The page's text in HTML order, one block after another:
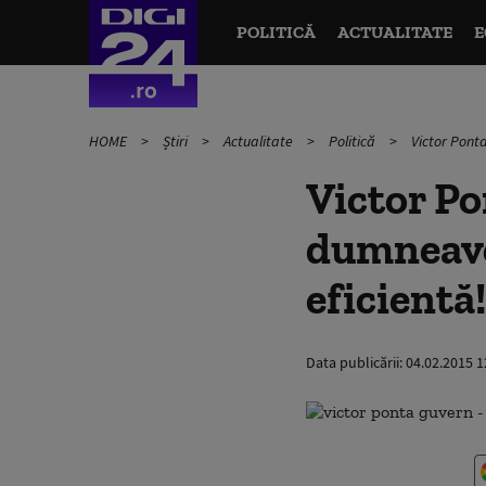
POLITICĂ ACTUALITATE
HOME Știri Actualitate Politică Victor
Victor
eficientă!
Data publicării:04.02.2015